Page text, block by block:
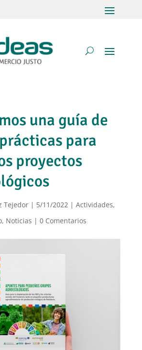
una guía de
para
proyectos
Tejedor| 5/11/2022 | Actividades,
, Noticias | 0 Comentarios